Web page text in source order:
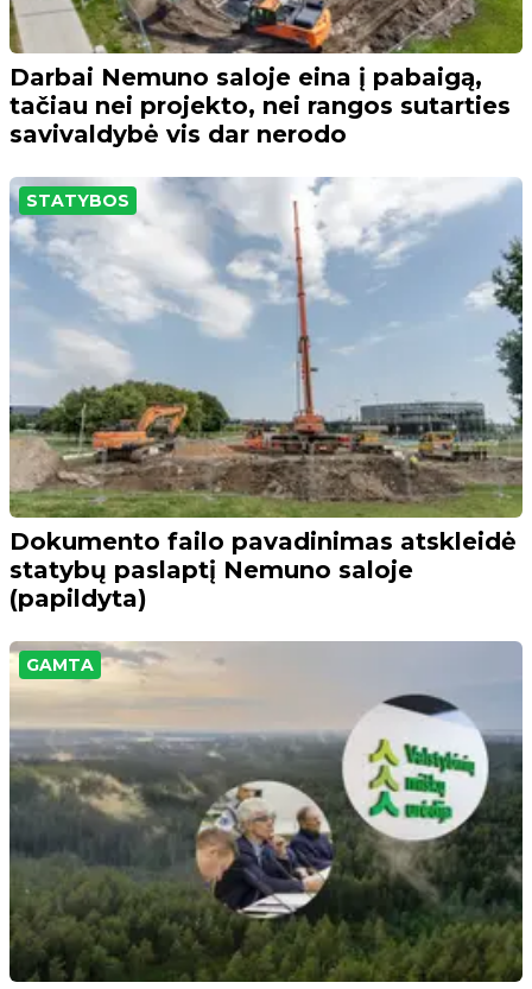
Darbai Nemuno saloje eina į pabaigą,
tačiau nei projekto, nei rangos sutarties
savivaldybė vis dar nerodo
STATYBOS
Dokumento failo pavadinimas atskleidė
statybų paslaptį Nemuno saloje
(papildyta)
GAMTA